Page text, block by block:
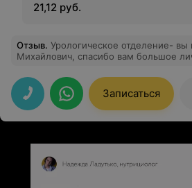
21,12 руб.
Отзыв. Урологическое отделение-
Михайлович, спасибо вам большое
профессионализм , отзывчивость,
оперативность! Супер, что такие как
высокий рейтинг благородной
медицинского работника! Отдельные
благодарности и уважения
своём профессионализме, компетентности, в
достойном звании профессора,
порядочности! Александр
Записаться